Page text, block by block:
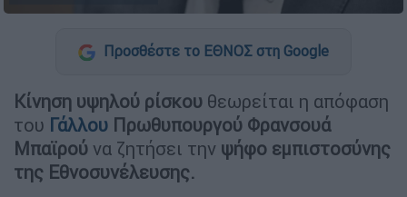
Προσθέστε το ΕΘΝΟΣ στη Google
Κίνηση υψηλού ρίσκου θεωρείται η απόφαση
του Γάλλου Πρωθυπουργού Φρανσουά
Μπαϊρού να ζητήσει την ψήφο εμπιστοσύνης
της Εθνοσυνέλευσης.